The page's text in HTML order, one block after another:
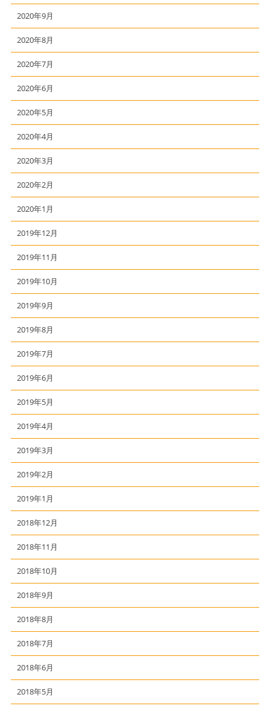
2020年9月
2020年8月
2020年7月
2020年6月
2020年5月
2020年4月
2020年3月
2020年2月
2020年1月
2019年12月
2019年11月
2019年10月
2019年9月
2019年8月
2019年7月
2019年6月
2019年5月
2019年4月
2019年3月
2019年2月
2019年1月
2018年12月
2018年11月
2018年10月
2018年9月
2018年8月
2018年7月
2018年6月
2018年5月